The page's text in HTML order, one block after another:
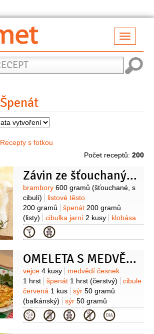
Špenát
Recepty s fotkou
Počet receptů: 200
Závin ze šťouchaných brambor
Suroviny
brambory 600 gramů (šťouchané, s
cibulí)
listové těsto
200 gramů
špenát 200 gramů
(listy)
cibulka jarní 2 kusy
klobása
1 kus
(pikantní)
1 lžíce
tymián2 snítky
pepř černý
Kategorie
OMELETA S MEDVĚDÍM ČESNEKEM A ŠPENÁTEM
Suroviny
vejce 4 kusy
medvědí česnek
1 hrst
špenát 1 hrst (čerstvý)
cibule
červená 1 kus sýr 50 gramů
(balkánský)
sýr 50 gramů
(Gouda)
smetana na šlehání
150 mililitrů
máslo2 lžíce sůl
Kategorie